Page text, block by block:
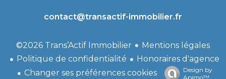
contact@transactif-immobilier.fr
©2026 Trans’Actif Immobilier
Mentions légales
Politique de confidentialité
Honoraires d'agence
Changer ses préférences cookies
Design by
Apimo™